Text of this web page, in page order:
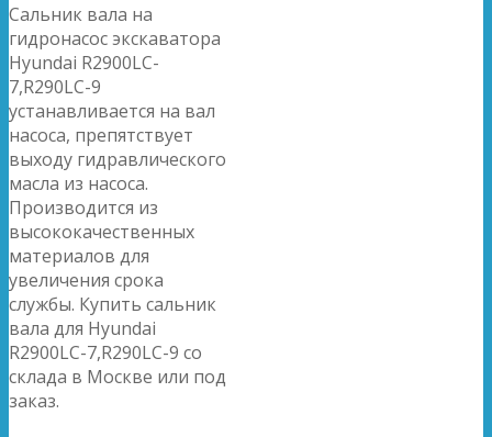
Сальник вала на
гидронасос экскаватора
Hyundai R2900LC-
7,R290LC-9
устанавливается на вал
насоса, препятствует
выходу гидравлического
масла из насоса.
Производится из
высококачественных
материалов для
увеличения срока
службы. Купить сальник
вала для Hyundai
R2900LC-7,R290LC-9 со
склада в Москве или под
заказ.